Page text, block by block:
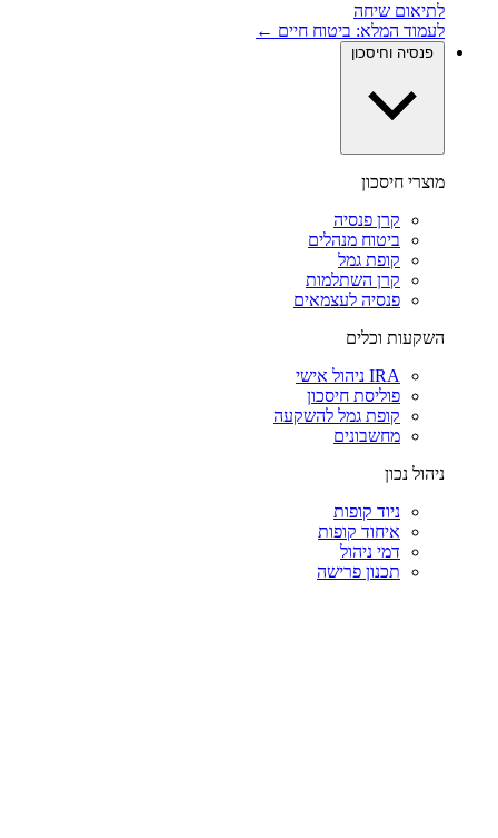
לתיאום שיחה
לעמוד המלא: ביטוח חיים ←
פנסיה וחיסכון
מוצרי חיסכון
קרן פנסיה
ביטוח מנהלים
קופת גמל
קרן השתלמות
פנסיה לעצמאים
השקעות וכלים
IRA ניהול אישי
פוליסת חיסכון
קופת גמל להשקעה
מחשבונים
ניהול נכון
ניוד קופות
איחוד קופות
דמי ניהול
תכנון פרישה